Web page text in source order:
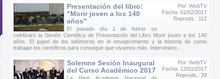
Por: WebTV
Fecha: 01/02/2017
Reprods.: 112
Presentación del libro:
"Morir joven a los 140
años"
El pasado día 1 de febrer se
celebraró la Sesión Científica de Presentación del Libro Morir joven a los 140
años. El papel de los telómeros en el envejecimiento y la historia de como
trabajan los científicos para conseguir que vivamos más. Interviniero...
Por: WebTV
Fecha: 12/01/2017
Reprods.: 39
Solemne Sesión Inaugural
del Curso Académico 2017